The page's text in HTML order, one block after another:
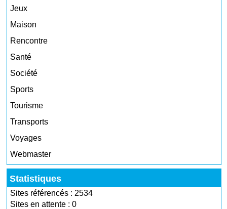
Jeux
Maison
Rencontre
Santé
Société
Sports
Tourisme
Transports
Voyages
Webmaster
Statistiques
Sites référencés : 2534
Sites en attente : 0